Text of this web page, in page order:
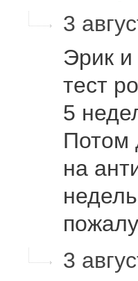
3
Эрик
тест
5
Потом
на
3